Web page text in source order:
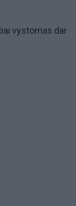
vystomas dar